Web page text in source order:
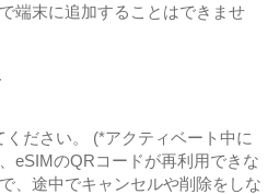
端末に追加することはできませ
ください。 (*アクティベート中に
eSIMのQRコードが再利用できな
、途中でキャンセルや削除をしな